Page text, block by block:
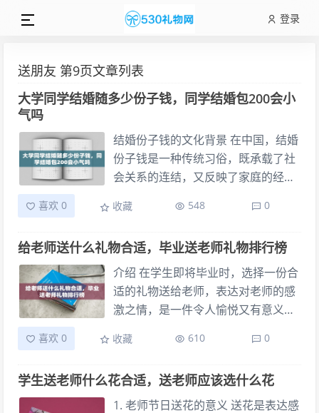
登录
送朋友 第9页文章列表
大学同学结婚随多少份子钱，同学结婚包200会小
气吗
结婚份子钱的文化背景 在中国，结婚
份子钱是一种传统习俗，既承载了社
会关系的连结，又反映了家庭的经济
婚时会给亲友送上份子钱，以示祝福
中有着不同的表现形式，但普遍来
说，都体现了人情世故和社会互动的
复杂性。 大学同学结婚的礼金疑问 对
于大学同学之间的结婚，礼金的问题
经在校园中共同学习生活，建立了深
能表达真挚的祝福和关心。另一方
面，礼金的数额往往受到个人经济能
喜欢 0 收藏 548 0
给老师送什么礼物合适，毕业送老师礼物排行榜
介绍 在学生即将毕业时，选择一份合
适的礼物送给老师，表达对老师的感
激之情，是一件令人愉悦又有意义的
让人感到困惑。本文将为您提供一些
助您做出更明智的选择。 实用性礼物
推荐 对于大多数老师来说，实用性礼
喜欢 0 收藏 610 0
学生送老师什么花合适，送老师应该选什么花
1. 老师节日送花的意义 送花是表达感